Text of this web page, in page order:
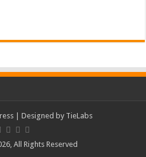
| Designed by TieLabs
All Rights Reserved